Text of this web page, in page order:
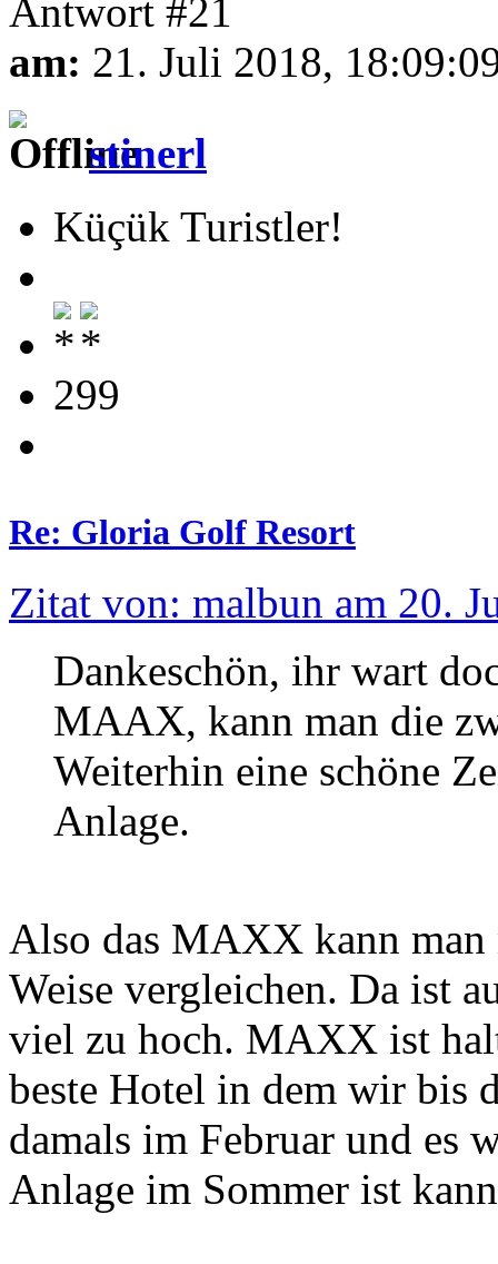
Antwort #21
am: 21. Juli 2018,
stinerl
Küçük Turistler!
299
Re: Gloria Golf Resort
Zitat von: malbun am 20.
Dankeschön, ihr wart
MAAX, kann man die
Weiterhin eine schöne
Anlage.
Also das MAXX kann
Weise vergleichen. Da ist
viel zu hoch. MAXX ist
beste Hotel in dem wir bis
damals im Februar und es
Anlage im Sommer ist